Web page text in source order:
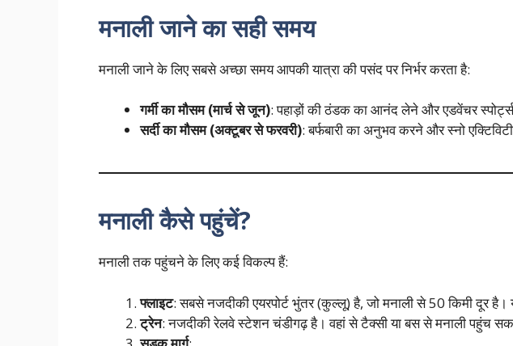
मनाली जाने का सही समय
मनाली जाने के लिए सबसे अच्छा समय आपकी यात्रा की पसंद पर निर्भर करता है:
गर्मी का मौसम (मार्च से जून): पहाड़ों की ठंडक का आनंद लेने और एडवेंचर
सर्दी का मौसम (अक्टूबर से फरवरी): बर्फबारी का अनुभव करने और स्नो
मनाली कैसे पहुंचें?
मनाली तक पहुंचने के लिए कई विकल्प हैं:
फ्लाइट: सबसे नजदीकी एयरपोर्ट भुंतर (कुल्लू) है, जो मनाली से 50 किमी दूर
ट्रेन: नजदीकी रेलवे स्टेशन चंडीगढ़ है। वहां से टैक्सी या बस से मनाली पहुंच